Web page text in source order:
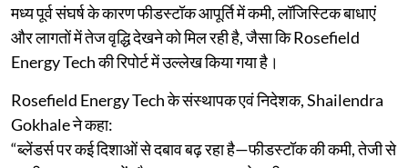
मध्य पूर्व संघर्ष के कारण फीडस्टॉक आपूर्ति में कमी, लॉजिस्टिक बाधाएं
और लागतों में तेज वृद्धि देखने को मिल रही है, जैसा कि Rosefield
Energy Tech की रिपोर्ट में उल्लेख किया गया है।
Rosefield Energy Tech के संस्थापक एवं निदेशक, Shailendra
Gokhale ने कहा:
“ब्लेंडर्स पर कई दिशाओं से दबाव बढ़ रहा है—फीडस्टॉक की कमी, तेजी से